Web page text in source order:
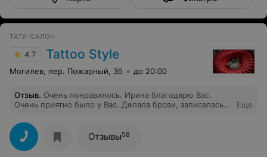
ТАТУ-САЛОН
4.7 Tattoo Style
Могилев, пер. Пожарный, 3б до 20:00
Отзыв. Очень понравилось. Ирина благодарю Вас.
Очень приятно было у Вас. Делала брови, записалась
Еще
Отзывы58